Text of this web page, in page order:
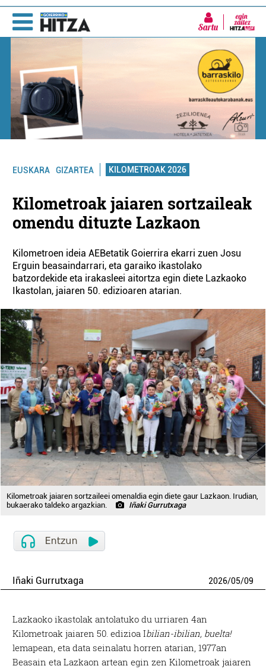
Sartu
EUSKARA GIZARTEA KILOMETROAK 2026
Kilometroak jaiaren sortzaileak
omendu dituzte Lazkaon
Kilometroen ideia AEBetatik Goierrira ekarri zuen Josu
Erguin beasaindarrari, eta garaiko ikastolako
batzordekide eta irakasleei aitortza egin diete Lazkaoko
Ikastolan, jaiaren 50. edizioaren atarian.
Kilometroak jaiaren sortzaileei omenaldia egin diete gaur Lazkaon. Irudian,
bukaerako taldeko argazkian.
Iñaki Gurrutxaga
Iñaki Gurrutxaga 2026/05/09
Lazkaoko ikastolak antolatuko du urriaren 4an
Kilometroak jaiaren 50. edizioa Ibilian-ibilian, buelta!
lemapean, eta data seinalatu horren atarian, 1977an
Beasain eta Lazkaon artean egin zen Kilometroak jaiaren